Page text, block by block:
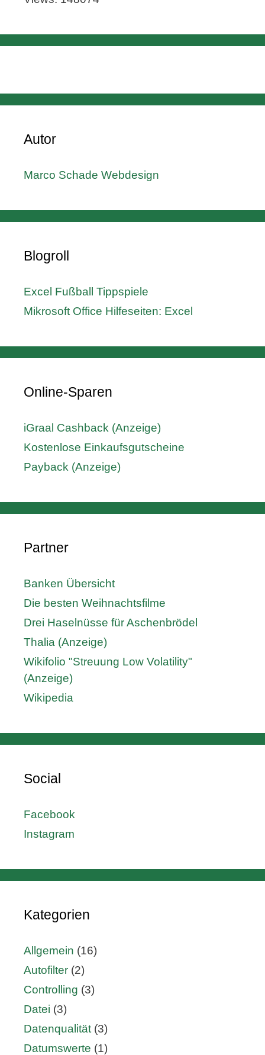
Autor
Marco Schade Webdesign
Blogroll
Excel Fußball Tippspiele
Mikrosoft Office Hilfeseiten: Excel
Online-Sparen
iGraal Cashback (Anzeige)
Kostenlose Einkaufsgutscheine
Payback (Anzeige)
Partner
Banken Übersicht
Die besten Weihnachtsfilme
Drei Haselnüsse für Aschenbrödel
Thalia (Anzeige)
Wikifolio "Streuung Low Volatility"
(Anzeige)
Wikipedia
Social
Facebook
Instagram
Kategorien
Allgemein (16)
Autofilter (2)
Controlling (3)
Datei (3)
Datenqualität (3)
Datumswerte (1)